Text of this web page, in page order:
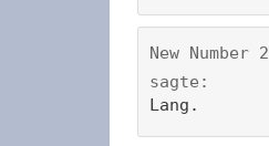
New Number 2
sagte:
Lang.